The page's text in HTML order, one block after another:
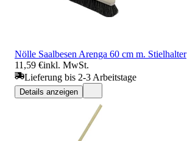
Nölle Saalbesen Arenga 60 cm m. Stielhalter
11,59 €inkl. MwSt.
Lieferung bis 2-3 Arbeitstage
Details anzeigen